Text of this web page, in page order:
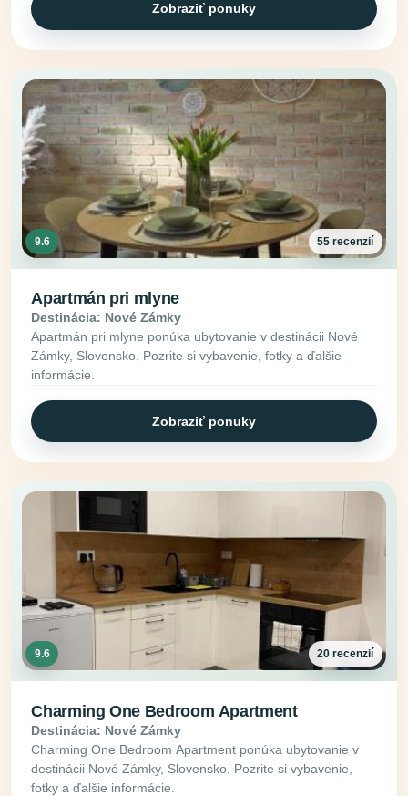
Zobraziť ponuky
9.6 55 recenzií
Apartmán pri mlyne
Destinácia: Nové Zámky
Apartmán pri mlyne ponúka ubytovanie v destinácii Nové
Zámky, Slovensko. Pozrite si vybavenie, fotky a ďalšie
informácie.
Zobraziť ponuky
9.6 20 recenzií
Charming One Bedroom Apartment
Destinácia: Nové Zámky
Charming One Bedroom Apartment ponúka ubytovanie v
destinácii Nové Zámky, Slovensko. Pozrite si vybavenie,
fotky a ďalšie informácie.